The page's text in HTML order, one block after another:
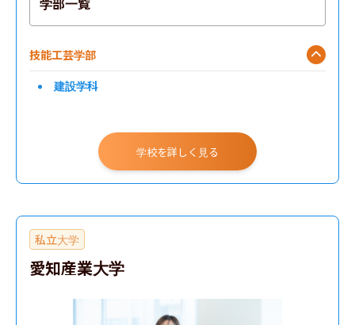
技能工芸学部
建設学科
学校を詳しく見る
私立大学
愛知産業大学